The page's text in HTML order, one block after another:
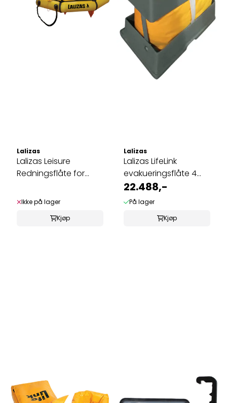
Lalizas
Lalizas Leisure
Redningsflåte for
Ikke på lager
Kjøp
Lalizas
Lalizas LifeLink
evakueringsflåte 4
pers. for ...
22.488,-
På lager
Kjøp